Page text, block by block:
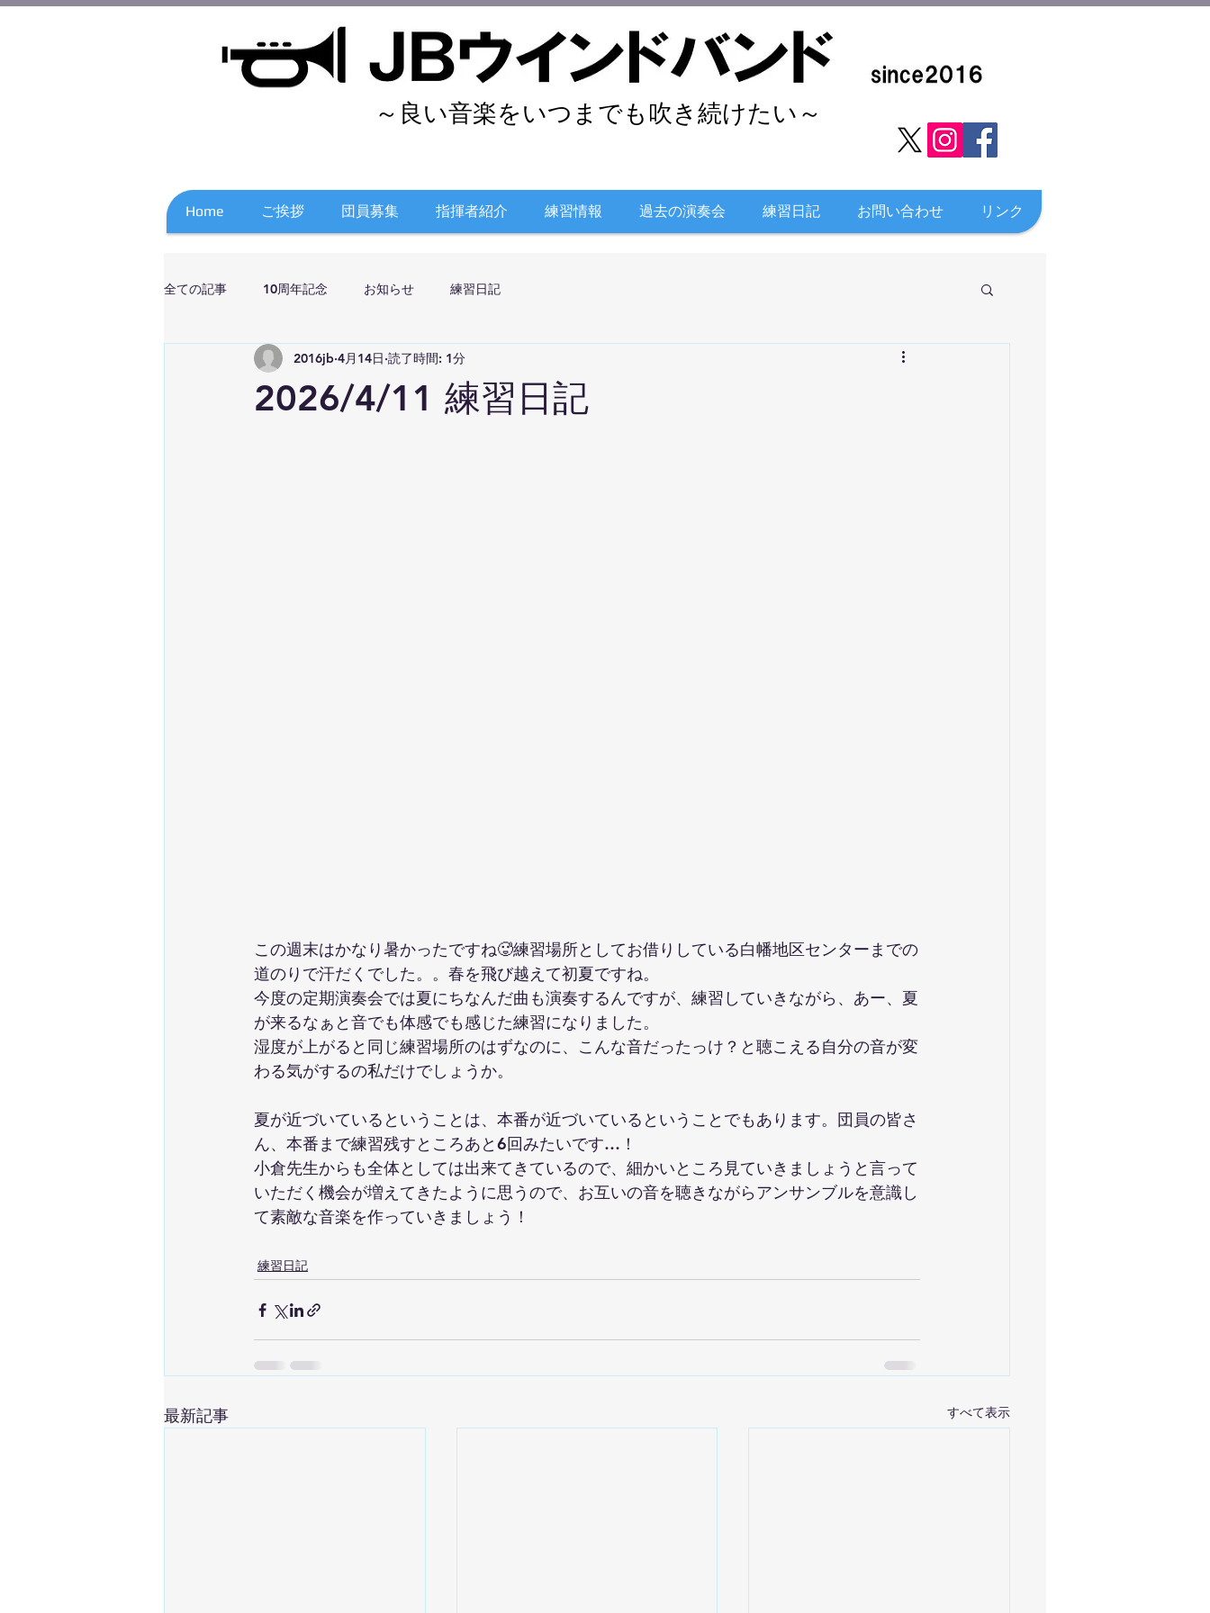
～良い音楽をいつまでも吹き続けたい～​
Home ご挨拶 団員募集 指揮者紹介 練習情報 過去の演奏会 練習日記 お問い合わせ リンク
全ての記事 10周年記念 お知らせ 練習日記
2026/4/11 練習日記
2016jb 4月14日 読了時間: 1分
この週末はかなり暑かったですね🥵練習場所としてお借りしている白幡地区センターまでの
道のりで汗だくでした。。春を飛び越えて初夏ですね。
今度の定期演奏会では夏にちなんだ曲も演奏するんですが、練習していきながら、あー、夏
が来るなぁと音でも体感でも感じた練習になりました。
湿度が上がると同じ練習場所のはずなのに、こんな音だったっけ？と聴こえる自分の音が変
わる気がするの私だけでしょうか。
夏が近づいているということは、本番が近づいているということでもあります。団員の皆さ
ん、本番まで練習残すところあと6回みたいです…！
小倉先生からも全体としては出来てきているので、細かいところ見ていきましょうと言って
いただく機会が増えてきたように思うので、お互いの音を聴きながらアンサンブルを意識し
て素敵な音楽を作っていきましょう！
練習日記
最新記事 すべて表示